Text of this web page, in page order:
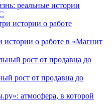
реальные истории
истории о работе в «Магнит
рост от продавца до